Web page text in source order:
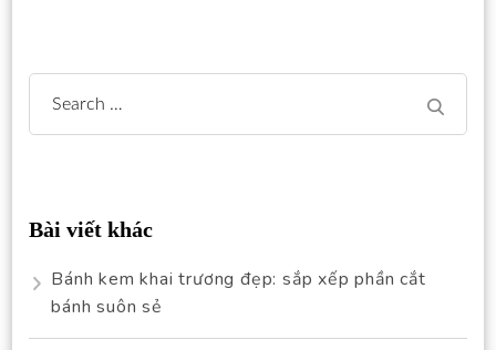
Search
for:
Bài viết khác
Bánh kem khai trương đẹp: sắp xếp phần cắt
bánh suôn sẻ